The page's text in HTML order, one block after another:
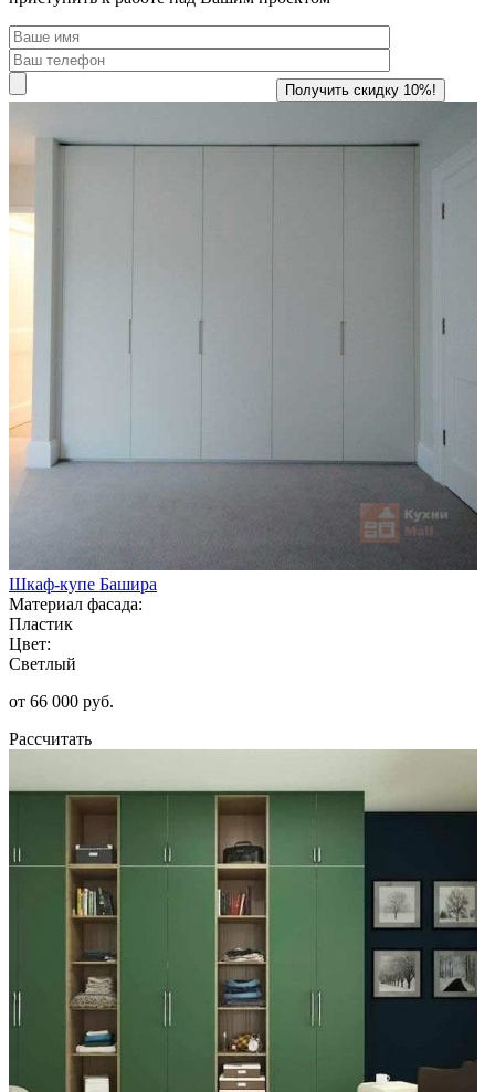
Шкаф-купе Башира
Материал фасада:
Пластик
Цвет:
Светлый
от 66 000 руб.
Рассчитать